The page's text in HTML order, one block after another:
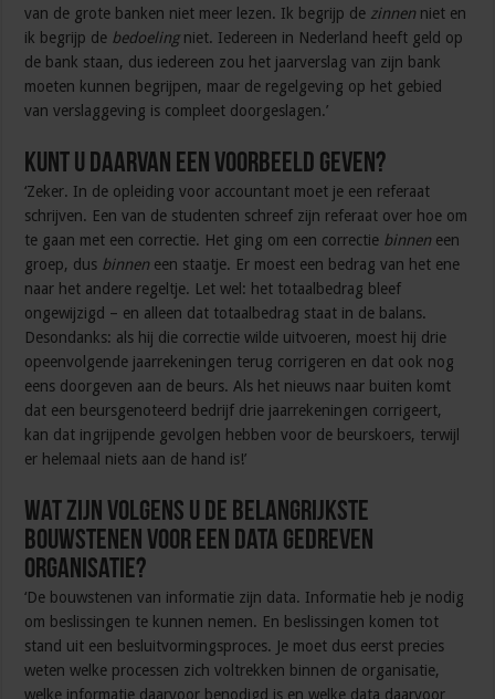
van de grote banken niet meer lezen. Ik begrijp de zinnen niet en
ik begrijp de bedoelingniet. Iedereen in Nederland heeft geld op
de bank staan, dus iedereen zou het jaarverslag van zijn bank
moeten kunnen begrijpen, maar de regelgeving op het gebied
van verslaggeving is compleet doorgeslagen.’
Kunt u daarvan een voorbeeld geven?
‘Zeker. In de opleiding voor accountant moet je een referaat
schrijven. Een van de studenten schreef zijn referaat over hoe om
te gaan met een correctie. Het ging om een correctie binnen een
groep, dus binnen een staatje. Er moest een bedrag van het ene
naar het andere regeltje. Let wel: het totaalbedrag bleef
ongewijzigd – en alleen dat totaalbedrag staat in de balans.
Desondanks: als hij die correctie wilde uitvoeren, moest hij drie
opeenvolgende jaarrekeningen terug corrigeren en dat ook nog
eens doorgeven aan de beurs. Als het nieuws naar buiten komt
dat een beursgenoteerd bedrijf drie jaarrekeningen corrigeert,
kan dat ingrijpende gevolgen hebben voor de beurskoers, terwijl
er helemaal niets aan de hand is!’
Wat zijn volgens u de belangrijkste
bouwstenen voor een data gedreven
organisatie?
‘De bouwstenen van informatie zijn data. Informatie heb je nodig
om beslissingen te kunnen nemen. En beslissingen komen tot
stand uit een besluitvormingsproces. Je moet dus eerst precies
weten welke processen zich voltrekken binnen de organisatie,
welke informatie daarvoor benodigd is en welke data daarvoor